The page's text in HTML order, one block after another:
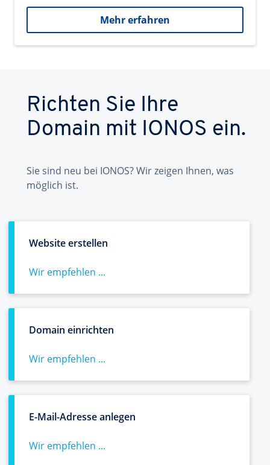
Mehr erfahren
Richten Sie Ihre
Domain mit IONOS ein.
Sie sind neu bei IONOS? Wir zeigen Ihnen, was
möglich ist.
Website erstellen
Wir empfehlen ...
Domain einrichten
Wir empfehlen ...
E-Mail-Adresse anlegen
Wir empfehlen ...